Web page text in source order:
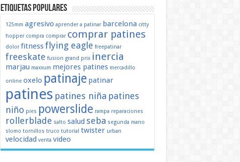
Etiquetas populares
125mm agresivo aprender a patinar barcelona citty
hopper compra comprar comprar patines
dolor fitnessflying eagle freepatinar
freeskate fusion grand prix inercia
marjau maxxum mejores patines mercadillo
online oxelo patinaje patinar
patines patines niña patines
niño pies powerslide rampa reparaciones
rollerblade salto salud seba segunda mano
slomo tornillos truco tutorial twister urban
velocidad venta video